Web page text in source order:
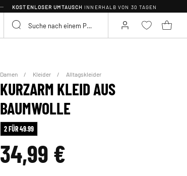
KOSTENLOSER UMTAUSCH INNERHALB VON 30 TAGEN
Damen Kleider Alltagskleider
KURZARM KLEID AUS
BAUMWOLLE
2 FÜR 49.99
34,99 €